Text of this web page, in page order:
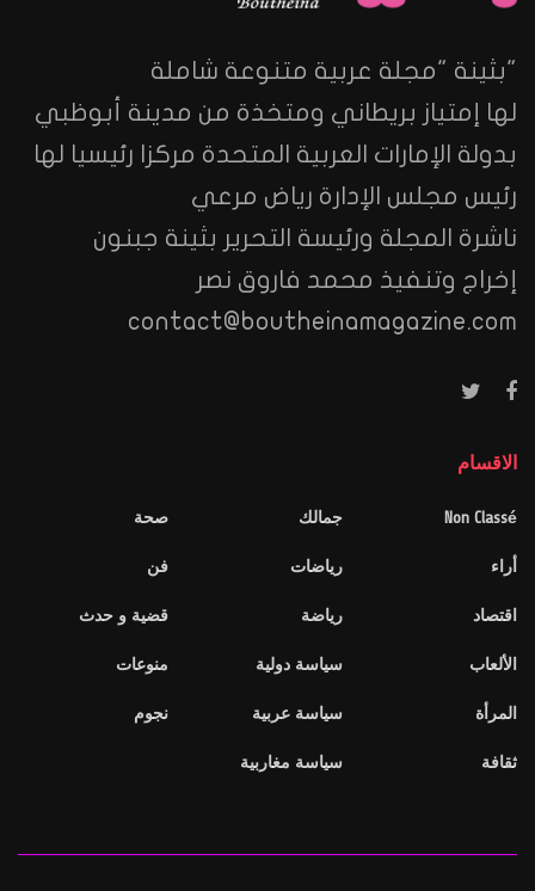
"بثينة "مجلة عربية متنوعة شاملة
لها إمتياز بريطاني ومتخذة من مدينة أبوظبي
بدولة الإمارات العربية المتحدة مركزا رئيسيا لها
رئيس مجلس الإدارة رياض مرعي
ناشرة المجلة ورئيسة التحرير بثينة جبنون
إخراج وتنفيذ محمد فاروق نصر
contact@boutheinamagazine.com
الاقسام
Non Classé
أراء
اقتصاد
الألعاب
المرأة
ثقافة
جمالك
رياضات
رياضة
سياسة دولية
سياسة عربية
سياسة مغاربية
صحة
فن
قضية و حدث
منوعات
نجوم